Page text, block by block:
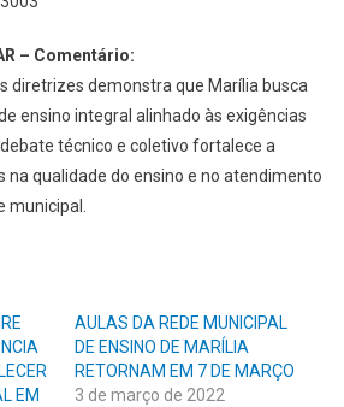
– Comentário:
diretrizes demonstra que Marília busca
ensino integral alinhado às exigências
técnico e coletivo fortalece a
na qualidade do ensino e no atendimento
EM
AULAS DA REDE MUNICIPAL
DE ENSINO DE MARÍLIA
RETORNAM EM 7 DE MARÇO
3 de março de 2022